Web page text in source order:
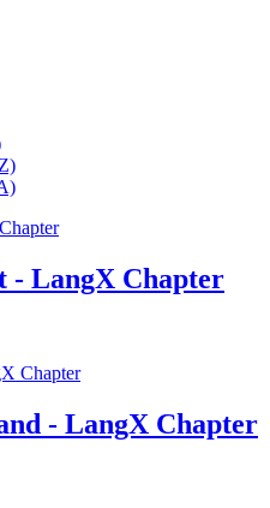
- LangX Chapter
- LangX Chapter